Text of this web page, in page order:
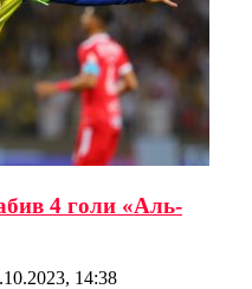
4 голи «Аль-
14:38